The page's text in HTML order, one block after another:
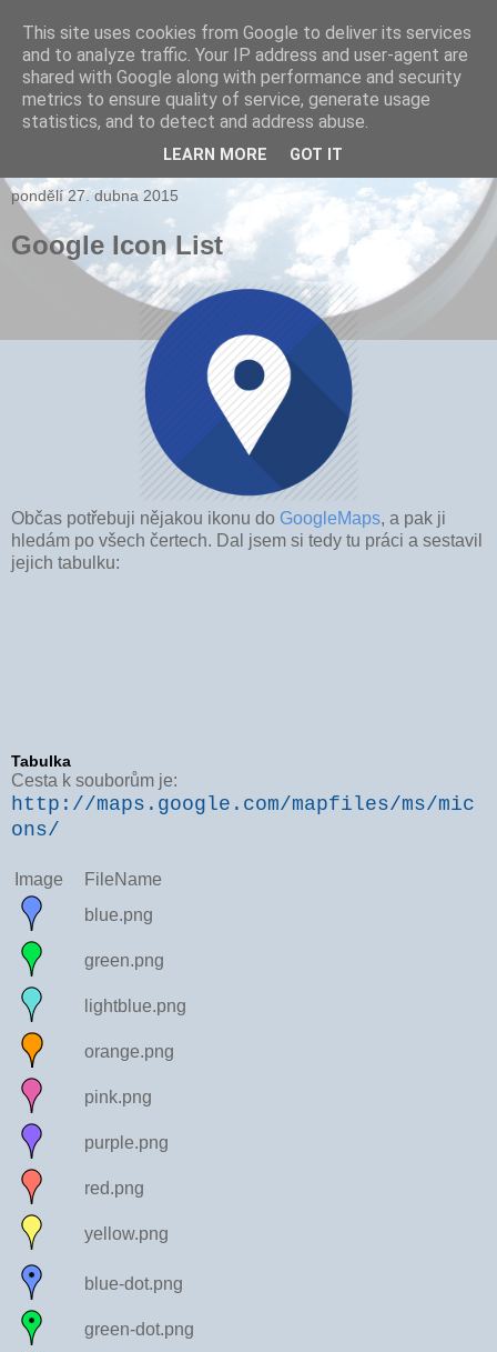
xPARI.cz
Autor přehršle vynálezů, které nefungovaly a několika, které
pondělí 27. dubna 2015
Google Icon List
Občas potřebuji nějakou ikonu do GoogleMaps, a pak ji
hledám po všech čertech. Dal jsem si tedy tu práci a sestavil
jejich tabulku:
Tabulka
Cesta k souborům je:
http://maps.google.com/mapfiles/ms/mic
ons/
Image
FileName
blue.png
green.png
lightblue.png
orange.png
pink.png
purple.png
red.png
yellow.png
blue-dot.png
green-dot.png
This site uses cookies from Google to deliver its services
and to analyze traffic. Your IP address and user-agent are
shared with Google along with performance and security
metrics to ensure quality of service, generate usage
statistics, and to detect and address abuse.
LEARN MORE GOT IT